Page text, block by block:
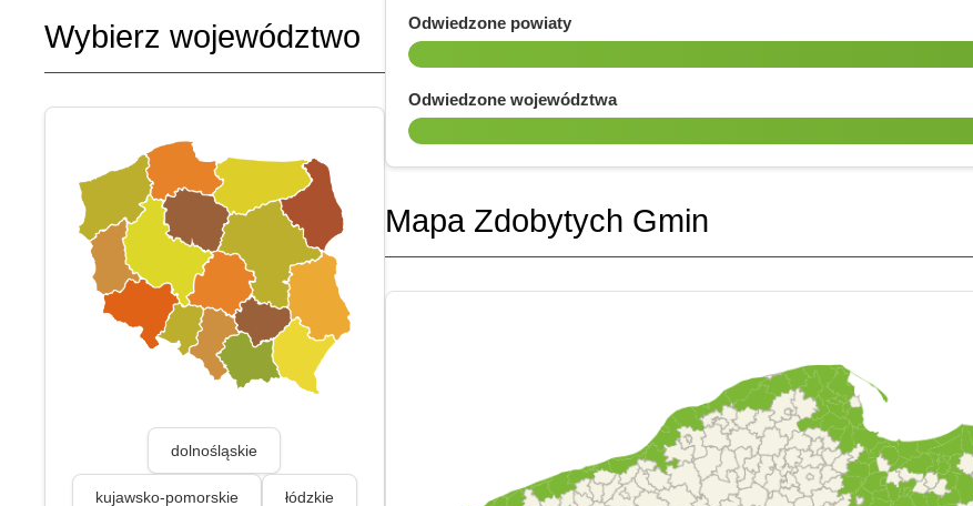
Wybierz województwo
dolnośląskie
kujawsko-pomorskie łódzkie
Odwiedzone powiaty
Odwiedzone województwa
Mapa Zdobytych Gmin